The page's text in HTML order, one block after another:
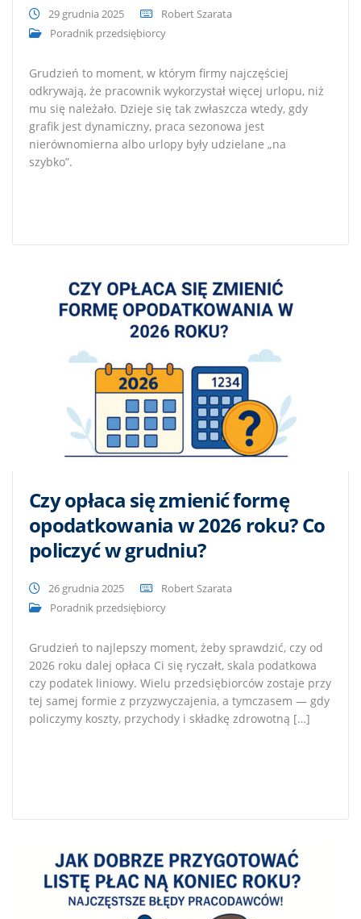
29 grudnia 2025
Robert Szarata
Poradnik przedsiębiorcy
Grudzień to moment, w którym firmy najczęściej
odkrywają, że pracownik wykorzystał więcej urlopu, niż
mu się należało. Dzieje się tak zwłaszcza wtedy, gdy
grafik jest dynamiczny, praca sezonowa jest
nierównomierna albo urlopy były udzielane „na
szybko”.
Czy opłaca się zmienić formę
opodatkowania w 2026 roku? Co
policzyć w grudniu?
26 grudnia 2025
Robert Szarata
Poradnik przedsiębiorcy
Grudzień to najlepszy moment, żeby sprawdzić, czy od
2026 roku dalej opłaca Ci się ryczałt, skala podatkowa
czy podatek liniowy. Wielu przedsiębiorców zostaje przy
tej samej formie z przyzwyczajenia, a tymczasem — gdy
policzymy koszty, przychody i składkę zdrowotną […]